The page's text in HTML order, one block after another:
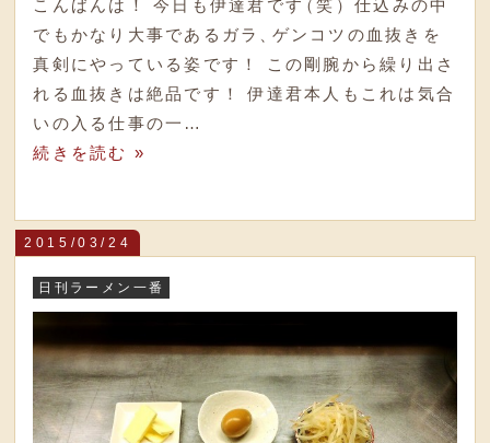
こんばんは！ 今日も伊達君です（笑 ） 仕込みの中
でもかなり大事であるガラ
、ゲンコツの血抜きを
真剣にやっている姿です！ この剛腕から繰り出さ
れる血抜きは絶品です！ 伊達君本人もこれは気合
いの入る仕事の一…
続きを読む »
2015/03/24
日刊ラーメン一番